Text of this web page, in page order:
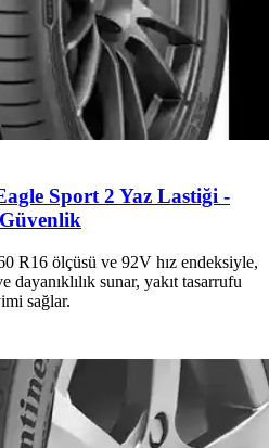
Sport 2 Yaz Lastiği -
R16 ölçüsü ve 92V hız endeksiyle,
dayanıklılık sunar, yakıt tasarrufu
sağlar.